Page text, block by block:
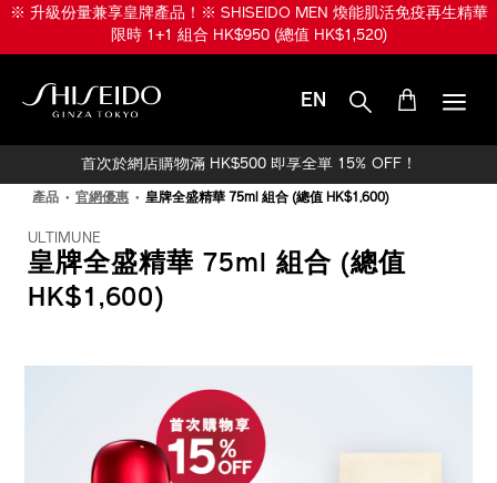
跳※ 升級份量兼享皇牌產品！※ SHISEIDO MEN 煥能肌活免疫再生精華
限時 1+1 組合 HK$950 (總值 HK$1,520)
EN
首次於網店購物滿 HK$500 即享全單 15% OFF！
產品 官網優惠 皇牌全盛精華 75ml 組合 (總值 HK$1,600)
ULTIMUNE
皇牌全盛精華 75ml 組合 (總值
HK$1,600)